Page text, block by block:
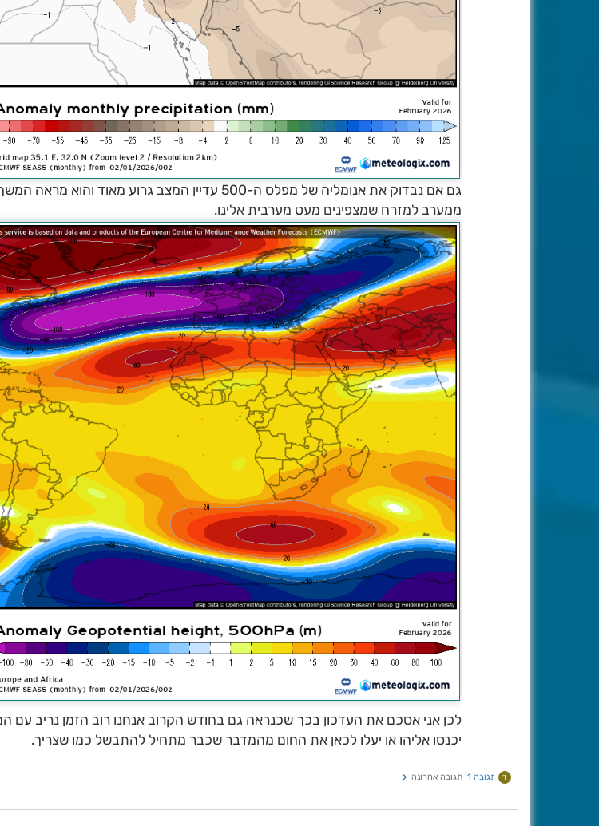
גם אם נבדוק את אנומליה של מפלס ה-500 עדיין המצב גרוע מאוד
ממערב למזרח שמצפינים מעט מערבית אלינו.
לכן אני אסכם את העדכון בכך שכנראה גם בחודש הקרוב אנחנו רוב הזמן נריב עם
יכנסו אליהו או יעלו לכאן את החום מהמדבר שכבר מתחיל להתבשל כמו שצריך.
ד תגובה 1 תגובה אחרונה